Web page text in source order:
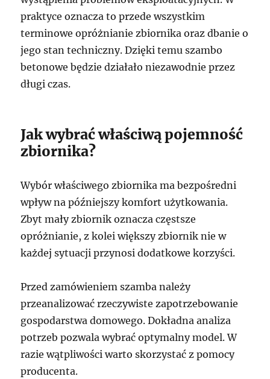
praktyce oznacza to przede wszystkim
terminowe opróżnianie zbiornika oraz dbanie o
jego stan techniczny. Dzięki temu szambo
betonowe będzie działało niezawodnie przez
długi czas.
Jak wybrać właściwą pojemność
zbiornika?
Wybór właściwego zbiornika ma bezpośredni
wpływ na późniejszy komfort użytkowania.
Zbyt mały zbiornik oznacza częstsze
opróżnianie, z kolei większy zbiornik nie w
każdej sytuacji przynosi dodatkowe korzyści.
Przed zamówieniem szamba należy
przeanalizować rzeczywiste zapotrzebowanie
gospodarstwa domowego. Dokładna analiza
potrzeb pozwala wybrać optymalny model. W
razie wątpliwości warto skorzystać z pomocy
producenta.